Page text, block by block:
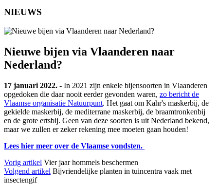
NIEUWS
Nieuwe bijen via Vlaanderen naar
Nederland?
17 januari 2022. - In 2021 zijn enkele bijensoorten in Vlaanderen
opgedoken die daar nooit eerder gevonden waren, zo bericht de
Vlaamse organisatie Natuurpunt. Het gaat om Kahr's maskerbij, de
gekielde maskerbij, de mediterrane maskerbij, de braamtronkenbij
en de grote ertsbij. Geen van deze soorten is uit Nederland bekend,
maar we zullen er zeker rekening mee moeten gaan houden!
Lees hier meer over de Vlaamse vondsten.
Vorig artikel Vier jaar hommels beschermen
Volgend artikel Bijvriendelijke planten in tuincentra vaak met
insectengif